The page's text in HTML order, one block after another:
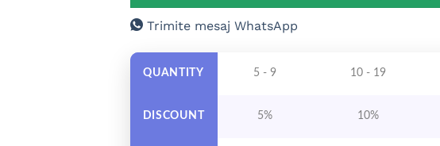
Trimite mesaj WhatsApp
QUANTITY
DISCOUNT
5 - 9 10 - 19
5% 10%